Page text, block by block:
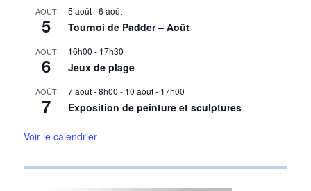
AOÛT
5
5 août-6 août
Tournoi de Padder – Août
AOÛT
6
16h00 - 17h30
Jeux de plage
AOÛT
7
7 août - 8h00 - 10 août - 17h00
Exposition de peinture et sculptures
Voir le calendrier